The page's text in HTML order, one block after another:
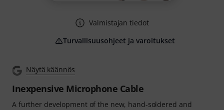
Näytä käännös
Inexpensive Microphone Cable
A further development of the new, hand-soldered and
Valmistajan tiedot
Turvallisuusohjeet ja varoitukset